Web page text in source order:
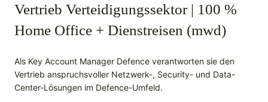
Vertrieb Verteidigungssektor | 100 %
Home Office + Dienstreisen (mwd)
Als Key Account Manager Defence verantworten sie den
Vertrieb anspruchsvoller Netzwerk-, Security- und Data-
Center-Lösungen im Defence-Umfeld.